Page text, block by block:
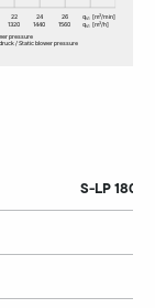
S-LP 180/